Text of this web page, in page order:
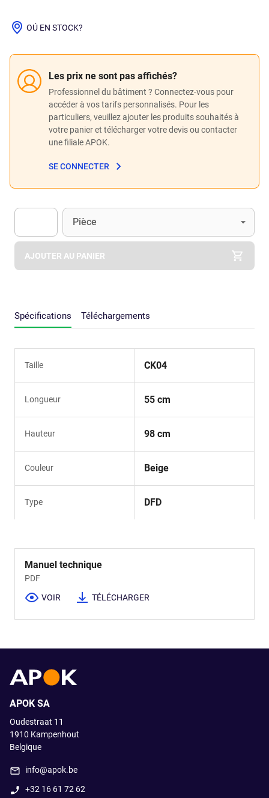
Les prix ne sont pas affichés?
Professionnel du bâtiment ? Connectez-vous pour
accéder à vos tarifs personnalisés. Pour les
particuliers, veuillez ajouter les produits souhaités à
votre panier et télécharger votre devis ou contacter
une filiale APOK.
SE CONNECTER
OÚ EN STOCK?
Apok.Product.Detail.AddToCart.Quantity (Optionnel)
Unité
Pièce
AJOUTER AU PANIER
Spécifications Téléchargements
Taille CK04
Longueur 55 cm
Hauteur 98 cm
Couleur Beige
Type DFD
Manuel technique
PDF
VOIR TÉLÉCHARGER
APOK SA
Oudestraat 11
1910 Kampenhout
Belgique
info@apok.be
+32 16 61 72 62